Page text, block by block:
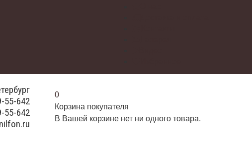
0
Корзина покупателя
В Вашей корзине нет ни одного товара.
55-642
55-642